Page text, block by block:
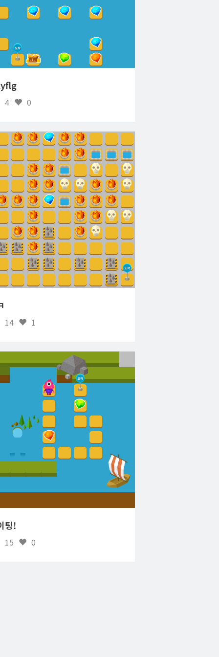
4 0
14 1
팅!
15 0